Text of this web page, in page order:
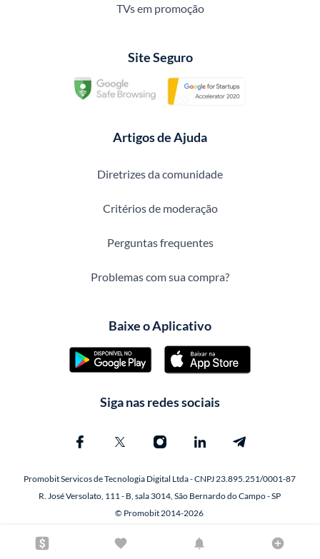
TVs em promoção
Site Seguro
Artigos de Ajuda
Diretrizes da comunidade
Critérios de moderação
Perguntas frequentes
Problemas com sua compra?
Baixe o Aplicativo
Siga nas redes sociais
Promobit Servicos de Tecnologia Digital Ltda - CNPJ 23.895.251/0001-87
R. José Versolato, 111 - B, sala 3014, São Bernardo do Campo - SP
© Promobit 2014-2026